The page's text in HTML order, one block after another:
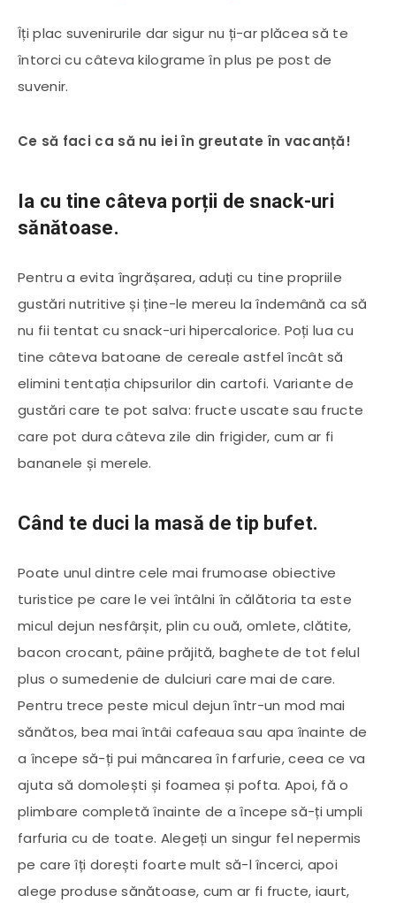
Îți plac suvenirurile dar sigur nu ți-ar plăcea să te
întorci cu câteva kilograme în plus pe post de
suvenir.
Ce să faci ca să nu iei în greutate în vacanță!
Ia cu tine câteva porții de snack-uri
sănătoase.
Pentru a evita îngrășarea, aduți cu tine propriile
gustări nutritive și ține-le mereu la îndemână ca să
nu fii tentat cu snack-uri hipercalorice. Poți lua cu
tine câteva batoane de cereale astfel încât să
elimini tentația chipsurilor din cartofi. Variante de
gustări care te pot salva: fructe uscate sau fructe
care pot dura câteva zile din frigider, cum ar fi
bananele și merele.
Când te duci la masă de tip bufet.
Poate unul dintre cele mai frumoase obiective
turistice pe care le vei întâlni în călătoria ta este
micul dejun nesfârșit, plin cu ouă, omlete, clătite,
bacon crocant, pâine prăjită, baghete de tot felul
plus o sumedenie de dulciuri care mai de care.
Pentru trece peste micul dejun într-un mod mai
sănătos, bea mai întâi cafeaua sau apa înainte de
a începe să-ți pui mâncarea în farfurie, ceea ce va
ajuta să domolești și foamea și pofta. Apoi, fă o
plimbare completă înainte de a începe să-ți umpli
farfuria cu de toate. Alegeți un singur fel nepermis
pe care îți dorești foarte mult să-l încerci, apoi
alege produse sănătoase, cum ar fi fructe, iaurt,